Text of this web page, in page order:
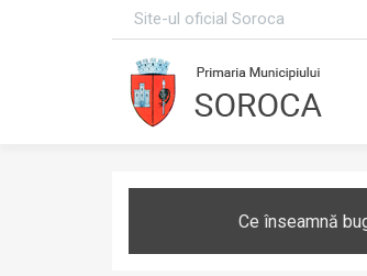
Site-ul oficial Soroca
Ce înseamnă